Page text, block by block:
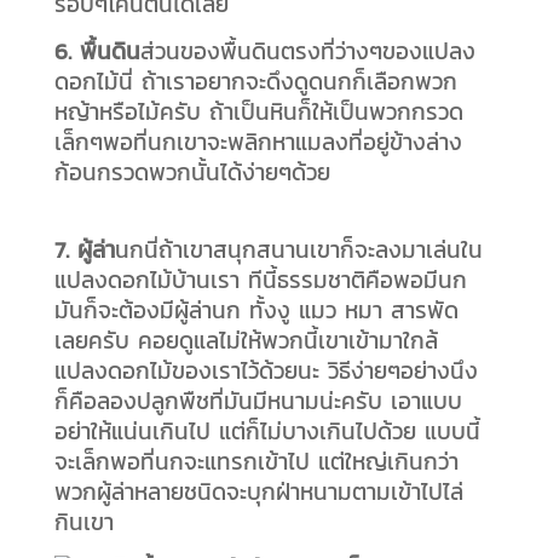
6. พื้นดินส่วนของพื้นดินตรงที่ว่างๆของแปลง
ดอกไม้นี่ ถ้าเราอยากจะดึงดูดนกก็เลือกพวก
หญ้าหรือไม้ครับ ถ้าเป็นหินก็ให้เป็นพวกกรวด
เล็กๆพอที่นกเขาจะพลิกหาแมลงที่อยู่ข้างล่าง
ก้อนกรวดพวกนั้นได้ง่ายๆด้วย
7. ผู้ล่านกนี่ถ้าเขาสนุกสนานเขาก็จะลงมาเล่นใน
แปลงดอกไม้บ้านเรา ทีนี้ธรรมชาติคือพอมีนก
มันก็จะต้องมีผู้ล่านก ทั้งงู แมว หมา สารพัด
เลยครับ คอยดูแลไม่ให้พวกนี้เขาเข้ามาใกล้
แปลงดอกไม้ของเราไว้ด้วยนะ วิธีง่ายๆอย่างนึง
ก็คือลองปลูกพืชที่มันมีหนามน่ะครับ เอาแบบ
อย่าให้แน่นเกินไป แต่ก็ไม่บางเกินไปด้วย แบบนี้
จะเล็กพอที่นกจะแทรกเข้าไป แต่ใหญ่เกินกว่า
พวกผู้ล่าหลายชนิดจะบุกฝ่าหนามตามเข้าไปไล่
กินเขา